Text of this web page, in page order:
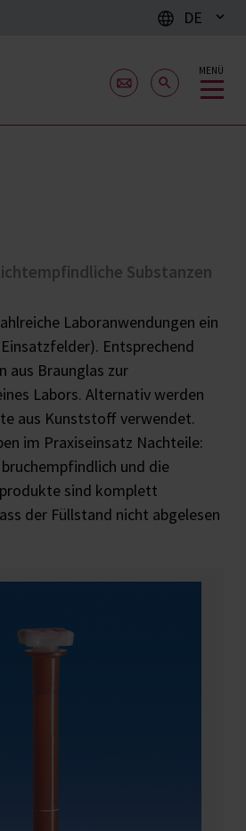
DE
MENÜ
Substanzen
Laboranwendungen ein
Entsprechend
aus Braunglas zur
Labors. Alternativ werden
aus Kunststoff verwendet.
im Praxiseinsatz Nachteile:
und die
sind komplett
der Füllstand nicht abgelesen